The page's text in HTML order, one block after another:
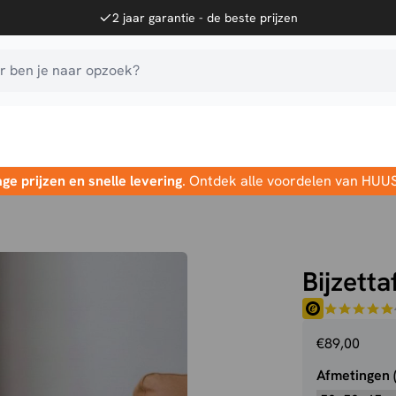
2 jaar garantie - de beste prijzen
ben je naar opzoek?
prijzen en snelle levering. Ontdek alle voordelen van
€89,00
Afmetingen